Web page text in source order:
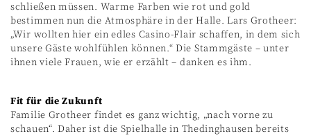
schließen müssen. Warme Farben wie rot und gold
bestimmen nun die Atmos­phäre in der Halle. Lars Grotheer:
„Wir wollten hier ein edles Casino-Flair schaffen, in dem sich
unsere Gäste wohlfühlen können.“ Die Stammgäste – unter
ihnen viele Frauen, wie er erzählt – danken es ihm.
Fit für die Zukunft
Familie Grotheer findet es ganz wichtig, „nach vorne zu
schauen“. Daher ist die Spielhalle in Thedinghausen bereits